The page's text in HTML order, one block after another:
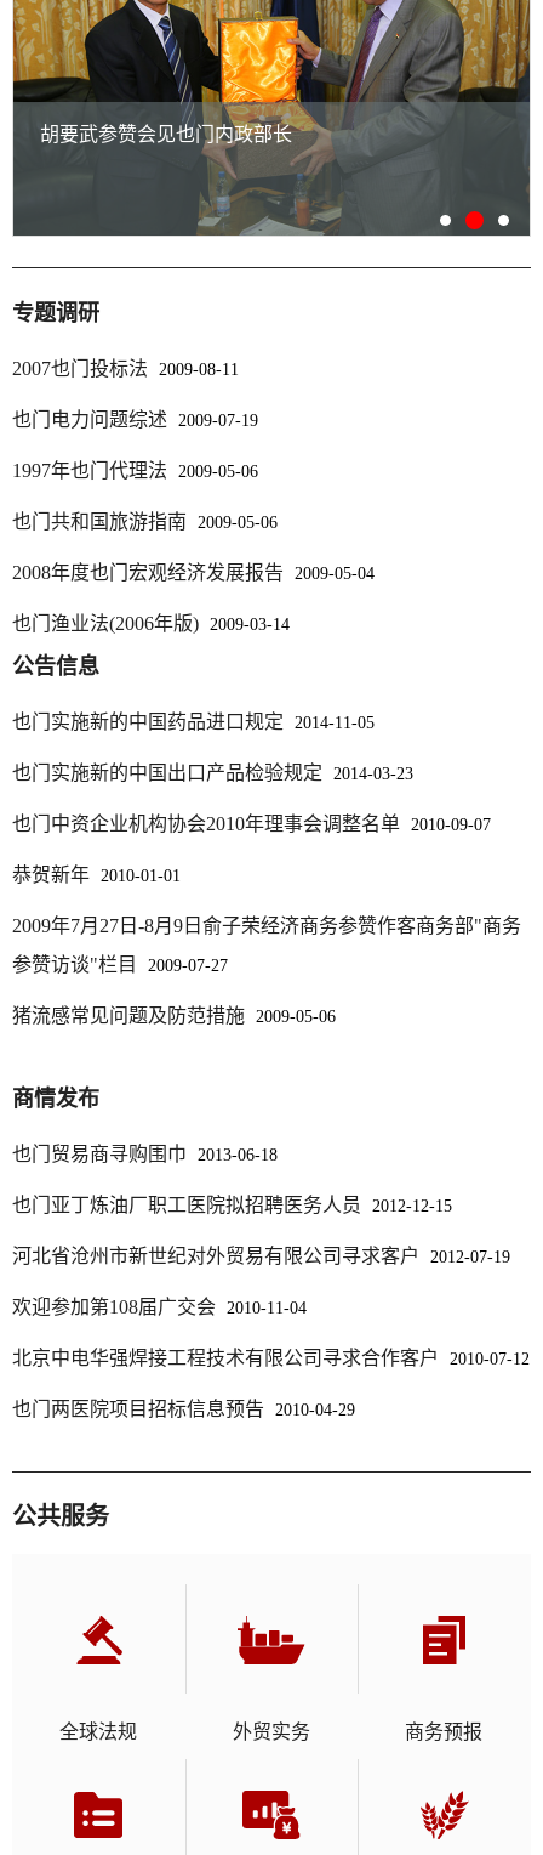
胡要武参赞会见也门内政部长
专题调研
2007也门投标法 2009-08-11
也门电力问题综述 2009-07-19
1997年也门代理法 2009-05-06
也门共和国旅游指南 2009-05-06
2008年度也门宏观经济发展报告 2009-05-04
也门渔业法(2006年版) 2009-03-14
公告信息
也门实施新的中国药品进口规定 2014-11-05
也门实施新的中国出口产品检验规定 2014-03-23
也门中资企业机构协会2010年理事会调整名单 2010-09-07
恭贺新年 2010-01-01
2009年7月27日-8月9日俞子荣经济商务参赞作客商务部"商务
参赞访谈"栏目
2009-07-27
猪流感常见问题及防范措施 2009-05-06
商情发布
也门贸易商寻购围巾 2013-06-18
也门亚丁炼油厂职工医院拟招聘医务人员 2012-12-15
河北省沧州市新世纪对外贸易有限公司寻求客户 2012-07-19
欢迎参加第108届广交会 2010-11-04
北京中电华强焊接工程技术有限公司寻求合作客户 2010-07-12
也门两医院项目招标信息预告 2010-04-29
公共服务
全球法规 外贸实务 商务预报